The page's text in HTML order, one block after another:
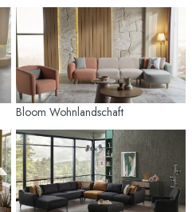
Bloom Wohnlandschaft